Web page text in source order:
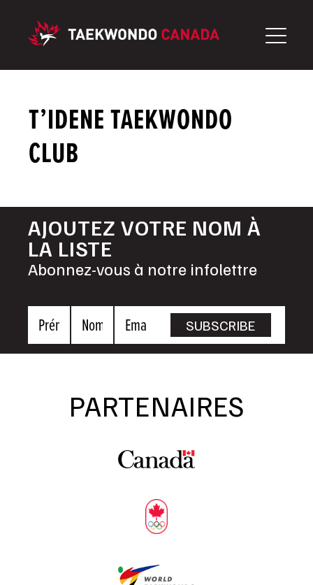
contenu
T’IDENE TAEKWONDO
CLUB
AJOUTEZ VOTRE NOM À
LA LISTE
Abonnez-vous à notre infolettre
PrénomNom Email SUBSCRIBE
PARTENAIRES